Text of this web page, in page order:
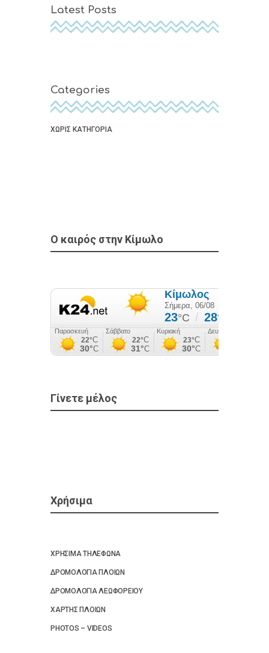
Latest Posts
Categories
ΧΩΡΙΣ ΚΑΤΗΓΟΡΙΑ
Ο καιρός στην Κίμωλο
Γίνετε μέλος
Χρήσιμα
ΧΡΗΣΙΜΑ ΤΗΛΕΦΩΝΑ
ΔΡΟΜΟΛΟΓΙΑ ΠΛΟΙΩΝ
ΔΡΟΜΟΛΟΓΙΑ ΛΕΩΦΟΡΕΙΟΥ
ΧΑΡΤΗΣ ΠΛΟΙΩΝ
PHOTOS – VIDEOS